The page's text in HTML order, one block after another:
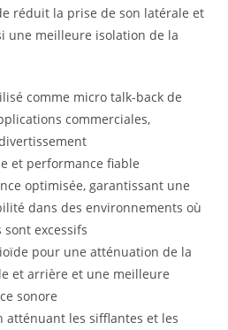
réduit la prise de son latérale et
une meilleure isolation de la
comme micro talk-back de
commerciales,
et performance fiable
optimisée, garantissant une
dans des environnements où
excessifs
pour une atténuation de la
et arrière et une meilleure
sonore
atténuant les sifflantes et les